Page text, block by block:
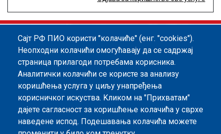
Footer menu
Информатор
Заштита података о личности
Информације од јавног значаја
Мапа сајта
Архива
Политика квалитета
Сајт РФ ПИО користи "колачиће" (енг. "cookies").
Неопходни колачићи омогућавају да се садржај
страница прилагоди потребама корисника.
Аналитички колачићи се користе за анализу
коришћења услуга у циљу унапређења
корисничког искуства. Kликом на "Прихватам"
дајете сагласност за коришћење колачића у сврхе
наведене испод. Подешавања колачића можете